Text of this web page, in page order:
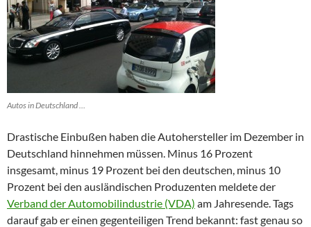
Autos in Deutschland …
Drastische Einbußen haben die Autohersteller im Dezember in
Deutschland hinnehmen müssen. Minus 16 Prozent
insgesamt, minus 19 Prozent bei den deutschen, minus 10
Prozent bei den ausländischen Produzenten meldete der
Verband der Automobilindustrie (VDA) am Jahresende. Tags
darauf gab er einen gegenteiligen Trend bekannt: fast genau so